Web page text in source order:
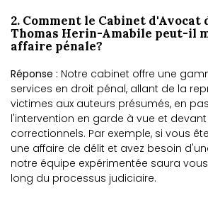
2. Comment le Cabinet d'Avocat
Thomas Herin-Amabile peut-il
affaire pénale?
Réponse : Notre cabinet offre une
services en droit pénal, allant de la
victimes aux auteurs présumés, en
l'intervention en garde à vue et
correctionnels. Par exemple, si vous
une affaire de délit et avez besoin
notre équipe expérimentée saura
long du processus judiciaire.